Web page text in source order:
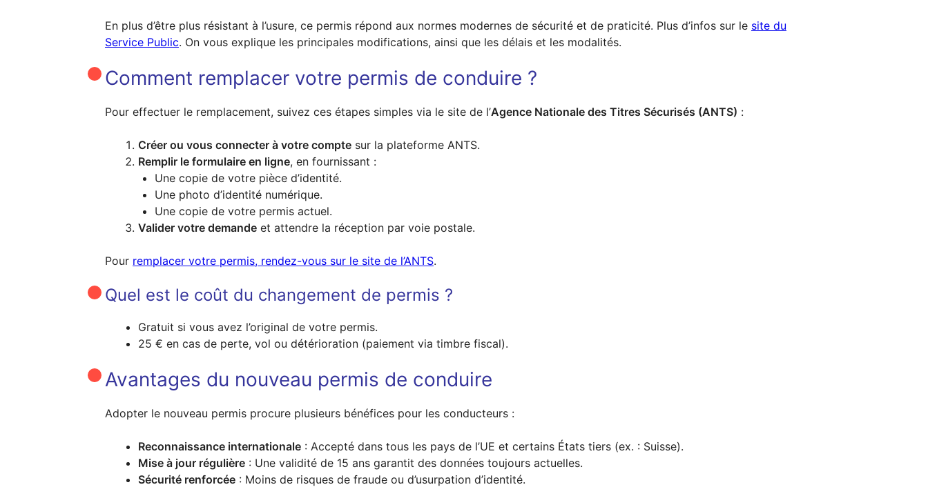
En plus d’être plus résistant à l’usure, ce permis répond aux normes modernes de sécurité et de praticité. Plus d’infos sur le site du
Service Public. On vous explique les principales modifications, ainsi que les délais et les modalités.
Comment remplacer votre permis de conduire ?
Pour effectuer le remplacement, suivez ces étapes simples via le site de l’Agence Nationale des Titres Sécurisés (ANTS) :
Créer ou vous connecter à votre compte sur la plateforme ANTS.
Remplir le formulaire en ligne, en fournissant :
Une copie de votre pièce d’identité.
Une photo d’identité numérique.
Une copie de votre permis actuel.
Valider votre demande et attendre la réception par voie postale.
Pour remplacer votre permis, rendez-vous sur le site de l’ANTS.
Quel est le coût du changement de permis ?
Gratuit si vous avez l’original de votre permis.
25 € en cas de perte, vol ou détérioration (paiement via timbre fiscal).
Avantages du nouveau permis de conduire
Adopter le nouveau permis procure plusieurs bénéfices pour les conducteurs :
Reconnaissance internationale : Accepté dans tous les pays de l’UE et certains États tiers (ex. : Suisse).
Mise à jour régulière : Une validité de 15 ans garantit des données toujours actuelles.
Sécurité renforcée : Moins de risques de fraude ou d’usurpation d’identité.